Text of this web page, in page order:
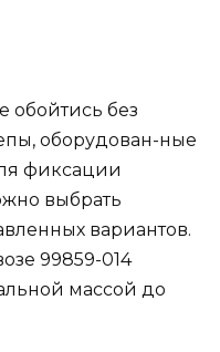
обойтись без
оборудован-ные
фиксации
выбрать
вариантов.
99859-014
массой до